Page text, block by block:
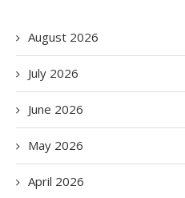
August 2026
July 2026
June 2026
May 2026
April 2026